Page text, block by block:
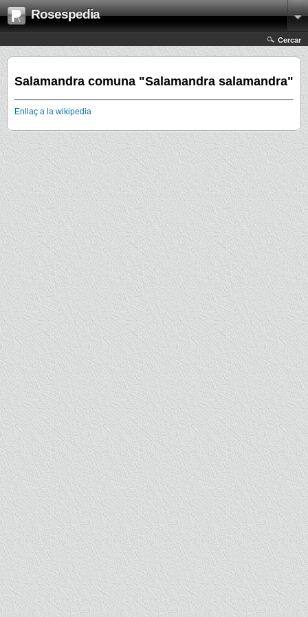
Rosespedia
Cercar
Salamandra comuna "Salamandra salamandra"
Enllaç a la wikipedia